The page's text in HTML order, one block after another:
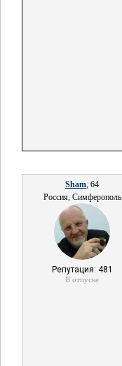
Sham, 64
Россия, Симферополь
Репутация: 481
В отпуске